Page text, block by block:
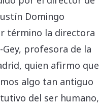
Domingo
término la directora
Gey, profesora de la
quien afirmo que
algo tan antiguo
del ser humano,